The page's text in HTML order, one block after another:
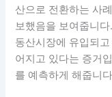
산으로 전환하는 사
보했음을 보여줍니
동산시장에 유입되
어지고 있다는 증거
를 예측하게 해줍니